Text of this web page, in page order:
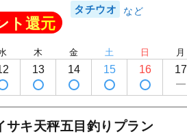
ト還元
タチウオ
木
13
金
14
土
15
日
16
月
17
キ天秤五目釣りプラン
/